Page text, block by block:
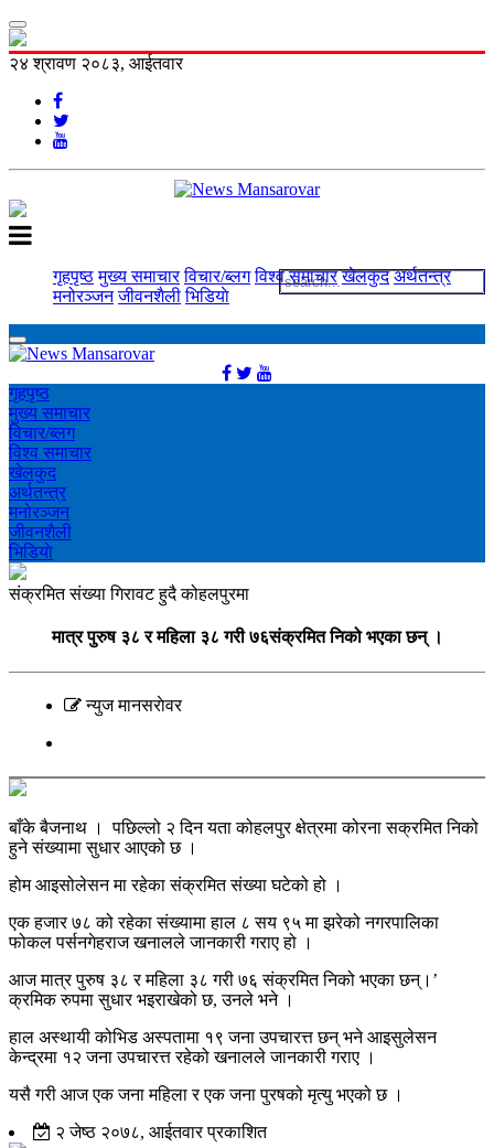
२४ श्रावण २०८३, आईतवार
गृहपृष्ठ मुख्य समाचार विचार/ब्लग विश्व समाचार खेलकुद अर्थतन्त्र
मनोरञ्‍जन जीवनशैली भिडियाे
गृहपृष्ठ
मुख्य समाचार
विचार/ब्लग
विश्व समाचार
खेलकुद
अर्थतन्त्र
मनोरञ्‍जन
जीवनशैली
भिडियाे
संक्रमित संख्या गिरावट हुदै कोहलपुरमा
मात्र पुरुष ३८ र महिला ३८ गरी ७६संक्रमित निको भएका छन् ।
न्युज मानसराेवर
बाँके बैजनाथ । पछिल्लो २ दिन यता कोहलपुर क्षेत्रमा कोरना सक्रमित निको
हुने संख्यामा सुधार आएको छ ।
होम आइसोलेसन मा रहेका संक्रमित संख्या घटेको हो ।
एक हजार ७८ को रहेका संख्यामा हाल ८ सय ९५ मा झरेको नगरपालिका
फोकल पर्सनगेहराज खनालले जानकारी गराए हो ।
आज मात्र पुरुष ३८ र महिला ३८ गरी ७६ संक्रमित निको भएका छन्।’
क्रमिक रुपमा सुधार भइराखेको छ, उनले भने ।
हाल अस्थायी कोभिड अस्पतामा १९ जना उपचारत्त छन् भने आइसुलेसन
केन्द्रमा १२ जना उपचारत्त रहेको खनालले जानकारी गराए ।
यसै गरी आज एक जना महिला र एक जना पुरषको मृत्यु भएको छ ।
२ जेष्ठ २०७८, आईतवार प्रकाशित